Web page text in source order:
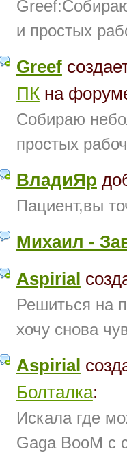
и простых
Greef
ПКна
Собираю
простых
ВладиЯр
Пациент,вы
Михаил -
Aspirial
Решиться на
хочу снова
Aspirial
Болталка:
Искала где
Gaga BooM